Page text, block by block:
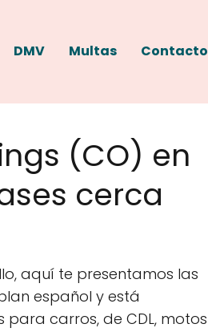
DMV Multas Contacto
(CO) en
cerca
aquí te presentamos las
español y está
carros, de CDL, motos